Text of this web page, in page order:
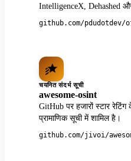
IntelligenceX, Dehashed
github.com/pdudotdev/
चयनित संदर्भ सूची
awesome-osint
GitHub पर हजारों स्टार
प्रामाणिक सूची में शामिल है।
github.com/jivoi/